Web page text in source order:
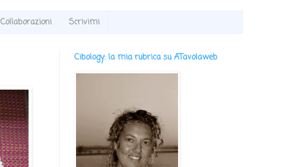
Collaborazioni Scrivimi
Cibology: la mia rubrica su ATavolaweb